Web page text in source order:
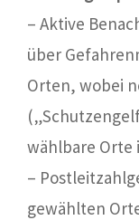
– Aktive
über
Orten, wobei
wählbare
–
gewählten